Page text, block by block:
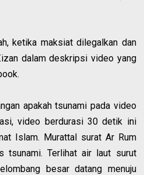
ketika maksiat dilegalkan dan
dalam deskripsi video yang
apakah tsunami pada video
video berdurasi 30 detik ini
Islam. Murattal surat Ar Rum
tsunami. Terlihat air laut surut
besar datang menuju